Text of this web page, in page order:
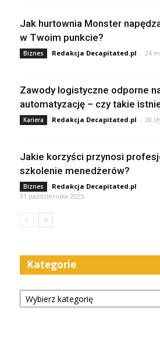
Jak hurtownia Monster
w Twoim punkcie?
Biznes Redakcja Decapitated.pl - 24
Zawody logistyczne odporne
automatyzację – czy takie
Kariera Redakcja Decapitated.pl - 28
Jakie korzyści przynosi
szkolenie menedżerów?
Biznes Redakcja Decapitated.pl -
31 października 2025
Kategorie
Kategorie